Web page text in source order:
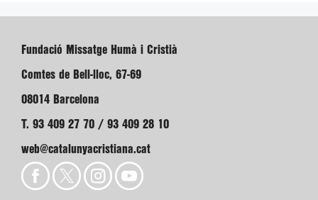
Fundació Missatge Humà i Cristià
Comtes de Bell-lloc, 67-69
08014 Barcelona
T. 93 409 27 70 / 93 409 28 10
web@catalunyacristiana.cat